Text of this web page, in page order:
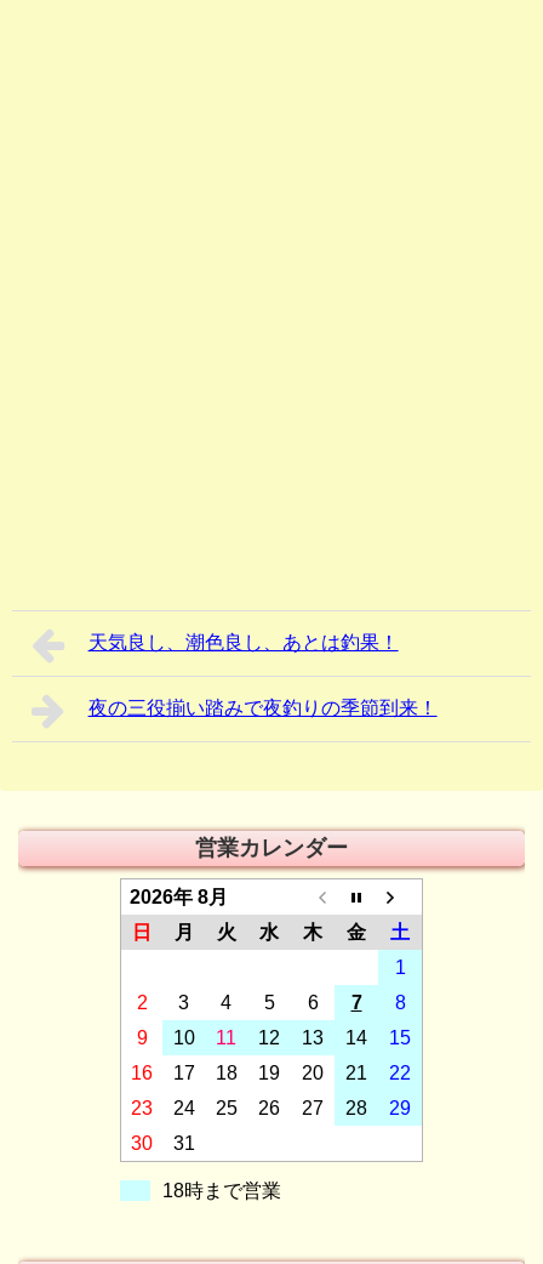
天気良し、潮色良し、あとは釣果！
夜の三役揃い踏みで夜釣りの季節到来！
営業カレンダー
2026年 8月
日
月 火 水 木 金
土
1
2
3 4 5 6 7
8
9
10 11 12 13 14
15
16
17 18 19 20 21
22
23
24 25 26 27 28
29
30
31
18時まで営業